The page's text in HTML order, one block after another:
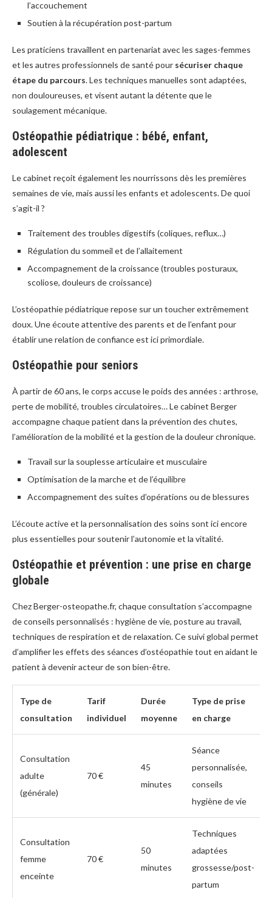
l’accouchement
Soutien à la récupération post-partum
Les praticiens travaillent en partenariat avec les sages-femmes
et les autres professionnels de santé pour sécuriser chaque
étape du parcours. Les techniques manuelles sont adaptées,
non douloureuses, et visent autant la détente que le
soulagement mécanique.
Ostéopathie pédiatrique : bébé, enfant,
adolescent
Le cabinet reçoit également les nourrissons dès les premières
semaines de vie, mais aussi les enfants et adolescents. De quoi
s’agit-il ?
Traitement des troubles digestifs (coliques, reflux…)
Régulation du sommeil et de l’allaitement
Accompagnement de la croissance (troubles posturaux,
scoliose, douleurs de croissance)
L’ostéopathie pédiatrique repose sur un toucher extrêmement
doux. Une écoute attentive des parents et de l’enfant pour
établir une relation de confiance est ici primordiale.
Ostéopathie pour seniors
À partir de 60 ans, le corps accuse le poids des années : arthrose,
perte de mobilité, troubles circulatoires… Le cabinet Berger
accompagne chaque patient dans la prévention des chutes,
l’amélioration de la mobilité et la gestion de la douleur chronique.
Travail sur la souplesse articulaire et musculaire
Optimisation de la marche et de l’équilibre
Accompagnement des suites d’opérations ou de blessures
L’écoute active et la personnalisation des soins sont ici encore
plus essentielles pour soutenir l’autonomie et la vitalité.
Ostéopathie et prévention : une prise en charge
globale
Chez Berger-osteopathe.fr, chaque consultation s’accompagne
de conseils personnalisés : hygiène de vie, posture au travail,
techniques de respiration et de relaxation. Ce suivi global permet
d’amplifier les effets des séances d’ostéopathie tout en aidant le
patient à devenir acteur de son bien-être.
Type de
consultation
Tarif
individuel
Durée
moyenne
Type de prise
en charge
Consultation
adulte
(générale)
70 €
45
minutes
Séance
personnalisée,
conseils
hygiène de vie
Consultation
femme
enceinte
70 €
50
minutes
Techniques
adaptées
grossesse/post-
partum